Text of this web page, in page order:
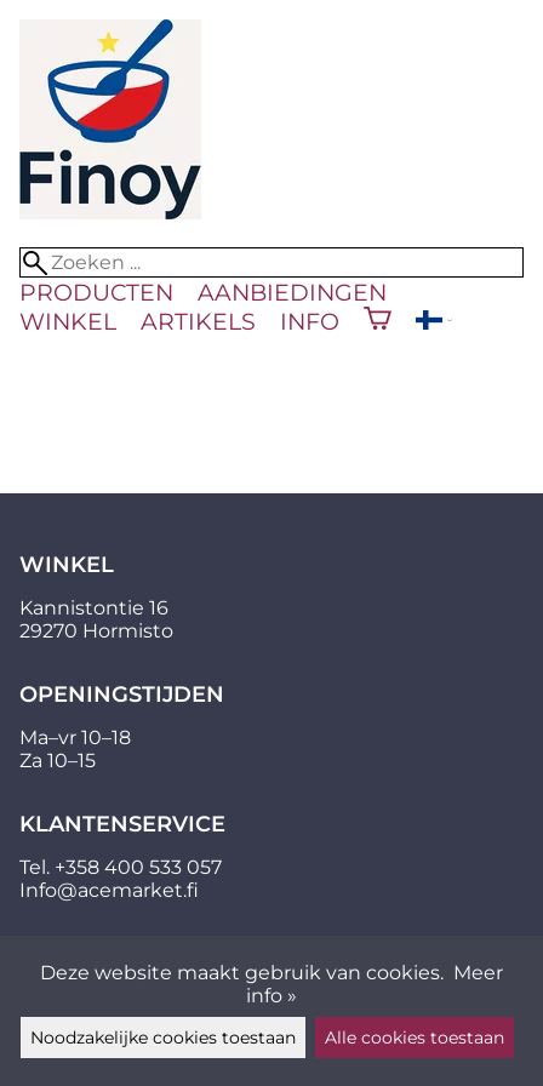
Laat een bericht achter ▲
PRODUCTEN
AANBIEDINGEN
WINKEL
ARTIKELS INFO
WINKEL
Kannistontie 16
29270 Hormisto
OPENINGSTIJDEN
Ma–vr 10–18
Za 10–15
KLANTENSERVICE
Tel. +358 400 533 057
Info@acemarket.fi
Deze website maakt gebruik van cookies. Meer
info »
Noodzakelijke cookies toestaan Alle cookies toestaan